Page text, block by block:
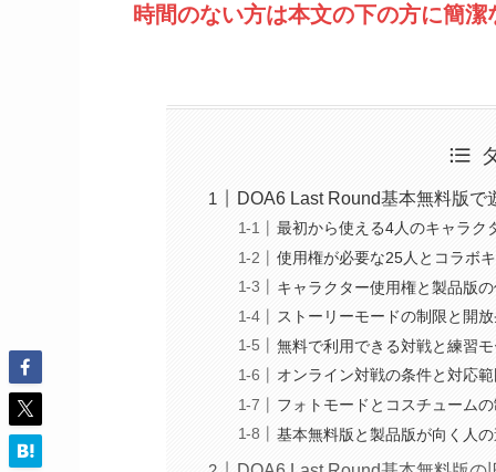
時間のない方は本文の下の方に簡
DOA6 Last Round基本無料版
最初から使える4人のキャラク
使用権が必要な25人とコラボ
キャラクター使用権と製品版
ストーリーモードの制限と開
無料で利用できる対戦と練習
オンライン対戦の条件と対応
フォトモードとコスチューム
基本無料版と製品版が向く人